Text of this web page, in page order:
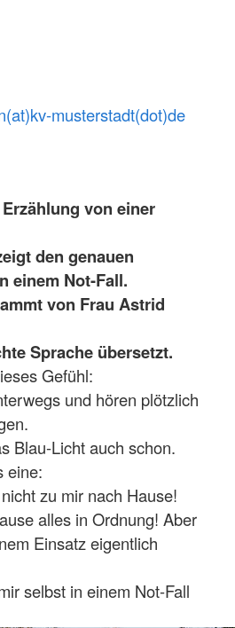
musterstadt(dot)de
von einer
den genauen
einem Not-Fall.
von Frau Astrid
Sprache übersetzt.
Gefühl:
und hören plötzlich
Blau-Licht auch schon.
eine:
zu mir nach Hause!
alles in Ordnung! Aber
Einsatz eigentlich
selbst in einem Not-Fall